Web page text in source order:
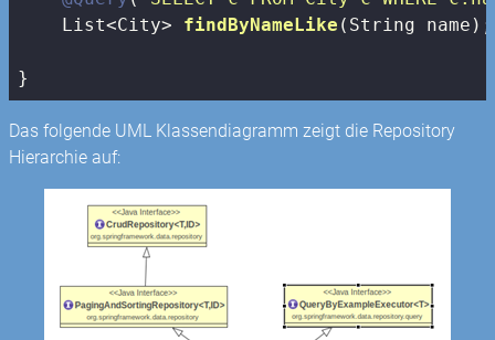
List<City> findByNameLike (String name) ;
}
Das folgende UML Klassendiagramm zeigt die Repository
Hierarchie auf: